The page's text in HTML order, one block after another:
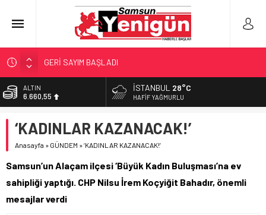
GERİ SAYIM BAŞLADI
SAMSUNSPOR’DA HEDEF 5’İNCİLİK!
‘BAFRA’YA YATIRIM YAPIN!’
YÖNETİCİ SEÇERKEN YAPILAN EN BÜYÜK HATALAR
BİST
13.779,39
47,7111
EURO
6.660,55
İSTANBUL 28°C
HAFIF YAĞMURLU
‘KADINLAR KAZANACAK!’
Anasayfa » GÜNDEM »‘KADINLAR KAZANACAK!’
Samsun’un Alaçam ilçesi ‘Büyük Kadın Buluşması’na ev
sahipliği yaptığı. CHP Nilsu İrem Koçyiğit Bahadır, önemli
mesajlar verdi